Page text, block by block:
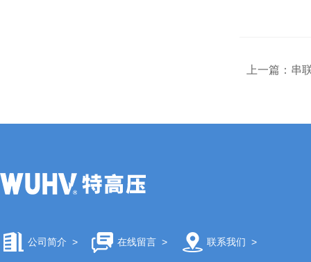
上一篇： 串
公司简介 > 在线留言> 联系我们 >